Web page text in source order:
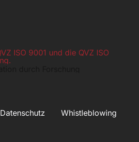
Datenschutz Whistleblowing